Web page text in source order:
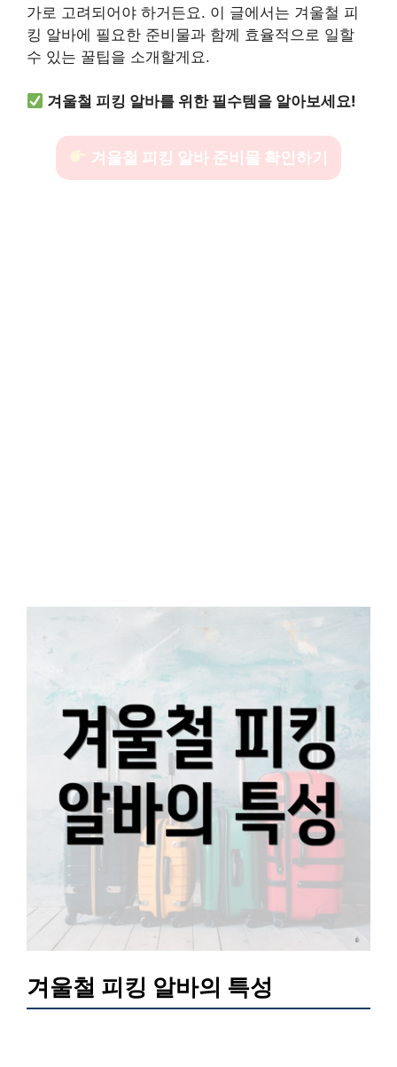
가로 고려되어야 하거든요. 이 글에서는 겨울철 피
킹 알바에 필요한 준비물과 함께 효율적으로 일할
수 있는 꿀팁을 소개할게요.
겨울철 피킹 알바를 위한 필수템을 알아보세요!
겨울철 피킹 알바 준비물 확인하기
겨울철 피킹 알바의 특성